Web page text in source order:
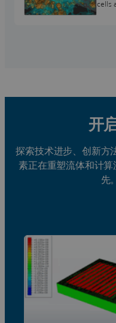
cells
开
探索技术进步、创新方
素正在重塑流体和计算
先